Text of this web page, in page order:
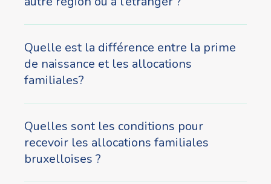
Quelle est la différence entre la prime
de naissance et les allocations
familiales?
Quelles sont les conditions pour
recevoir les allocations familiales
bruxelloises ?